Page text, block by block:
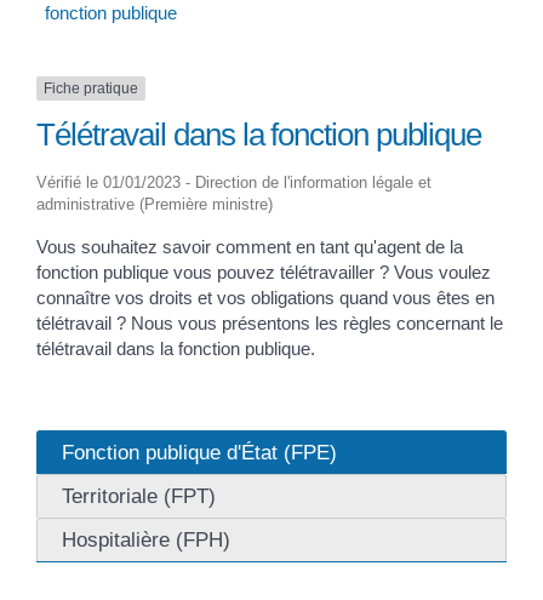
fonction publique
Fiche pratique
Télétravail dans la fonction publique
Vérifié le 01/01/2023 - Direction de l'information légale et
administrative (Première ministre)
Vous souhaitez savoir comment en tant qu'agent de la
fonction publique vous pouvez télétravailler ? Vous voulez
connaître vos droits et vos obligations quand vous êtes en
télétravail ? Nous vous présentons les règles concernant le
télétravail dans la fonction publique.
Fonction publique d'État (FPE)
Territoriale (FPT)
Hospitalière (FPH)